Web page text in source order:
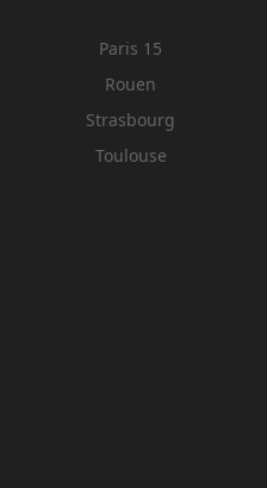
Paris 15
Rouen
Strasbourg
Toulouse